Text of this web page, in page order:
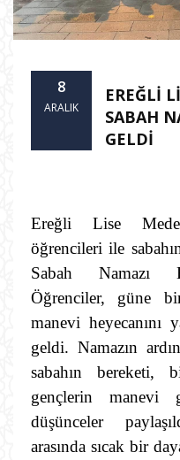
8
ARALIK
EREĞLİ
SABAH
GELDİ
Ereğli Lise
öğrencileri ile
Sabah Namazı
Öğrenciler, güne
manevi heyecanını
geldi. Namazın
sabahın bereketi,
gençlerin manevi
düşünceler
arasında sıcak bir